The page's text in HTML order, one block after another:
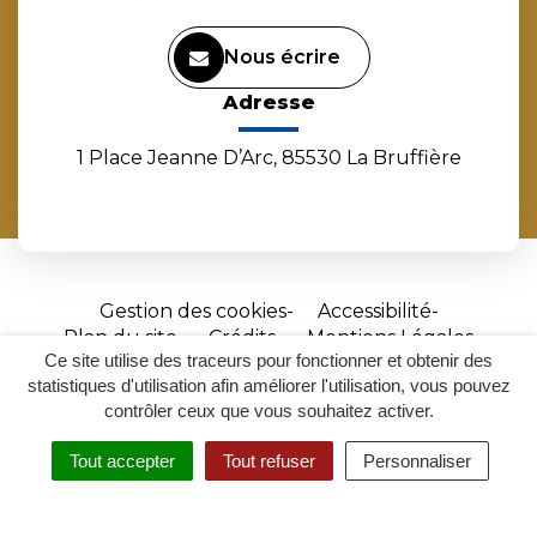
Ce site utilise des traceurs pour fonctionner et obtenir des
statistiques d'utilisation afin améliorer l'utilisation, vous pouvez
contrôler ceux que vous souhaitez activer.
Tout accepter Tout refuser Personnaliser
RECHERCHER
ACCESSIBILITÉ
Nous écrire
Adresse
1 Place Jeanne D’Arc, 85530 La Bruffière
Gestion des cookies
Accessibilité
Plan du site
Crédits
Mentions Légales
Site
réalisé
par
Inovagora